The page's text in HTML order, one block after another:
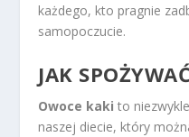
każdego, kto pragnie
samopoczucie.
JAK
Owoce kaki to
naszej diecie, który